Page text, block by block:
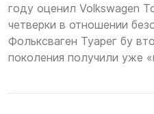
году оценил Volkswagen
четверки в отношении
Фольксваген Туарег бу
поколения получили уже